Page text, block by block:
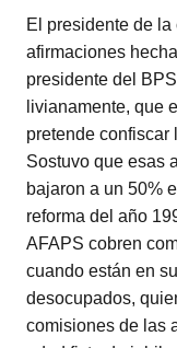
El presidente de
afirmaciones
presidente del
livianamente, que
pretende confiscar
Sostuvo que esas
bajaron a un 50%
reforma del año
AFAPS cobren
cuando están en
desocupados,
comisiones de las